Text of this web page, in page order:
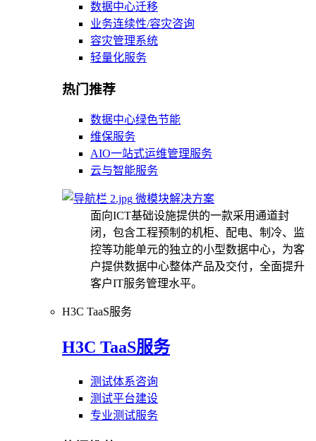
数据中心迁移
业务连续性/容灾咨询
容灾管理系统
轻量化服务
热门推荐
数据中心绿色节能
维保服务
AIO一站式运维管理服务
云与智能服务
微模块解决方案
面向ICT基础设施提供的一款采用通道封
闭，包含工程预制的机柜、配电、制冷、监
控等功能单元的独立的小型数据中心，为客
户提供数据中心整体产品及交付，全面提升
客户IT服务管理水平。
H3C TaaS服务
H3C TaaS服务
测试体系咨询
测试平台建设
专业测试服务